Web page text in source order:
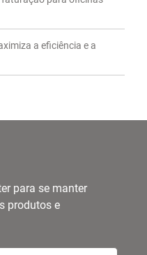
a eficiência e a
para se manter
produtos e